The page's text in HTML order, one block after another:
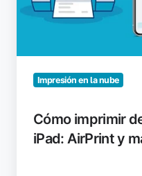
o
y
másImpresión en la nube
Cómo imprimir
iPad: AirPrint y